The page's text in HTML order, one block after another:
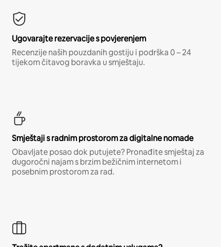
Ugovarajte rezervacije s povjerenjem
Recenzije naših pouzdanih gostiju i podrška 0 – 24
tijekom čitavog boravka u smještaju.
Smještaji s radnim prostorom za digitalne nomade
Obavljate posao dok putujete? Pronađite smještaj za
dugoročni najam s brzim bežičnim internetom i
posebnim prostorom za rad.